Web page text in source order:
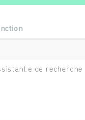
de recherche